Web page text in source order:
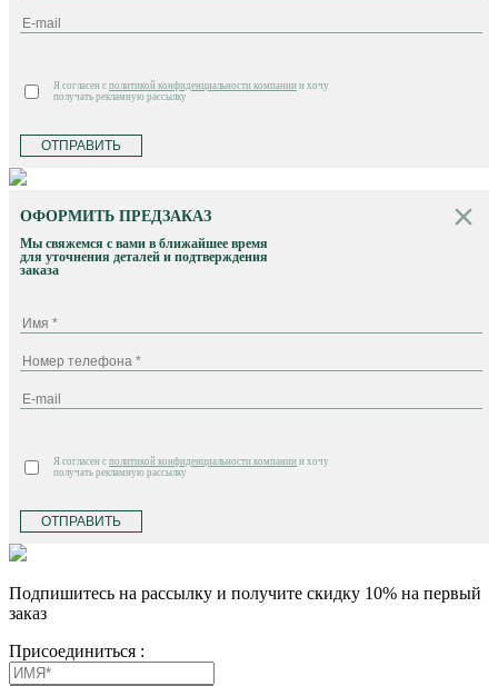
Я согласен с политикой конфиденциальности компании и хочу
получать рекламную рассылку
ОТПРАВИТЬ
ОФОРМИТЬ ПРЕДЗАКАЗ
Мы свяжемся с вами в ближайшее время
для уточнения деталей и подтверждения
заказа
Я согласен с политикой конфиденциальности компании и хочу
получать рекламную рассылку
ОТПРАВИТЬ
Подпишитесь на рассылку и получите скидку 10% на первый
заказ
Присоединиться :